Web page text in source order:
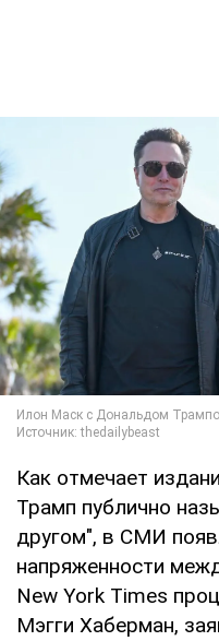
Как отмечает
Трамп публично
другом", в СМИ
напряженности
New York Times
Мэгги Хаберман,